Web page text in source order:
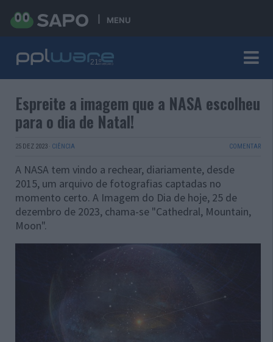
MENU
Espreite a imagem que a NASA escolheu
para o dia de Natal!
25 DEZ 2023 · CIÊNCIA COMENTAR
A NASA tem vindo a rechear, diariamente, desde
2015, um arquivo de fotografias captadas no
momento certo. A Imagem do Dia de hoje, 25 de
dezembro de 2023, chama-se "Cathedral, Mountain,
Moon".